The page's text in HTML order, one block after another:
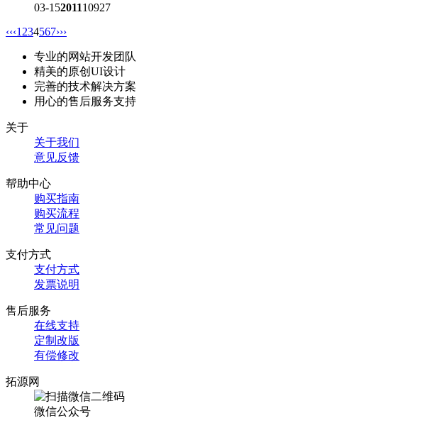
03-15201110927
‹‹‹1 234567›››
专业的网站开发团队
精美的原创UI设计
完善的技术解决方案
用心的售后服务支持
关于
关于我们
意见反馈
帮助中心
购买指南
购买流程
常见问题
支付方式
支付方式
发票说明
售后服务
在线支持
定制改版
有偿修改
拓源网
微信公众号